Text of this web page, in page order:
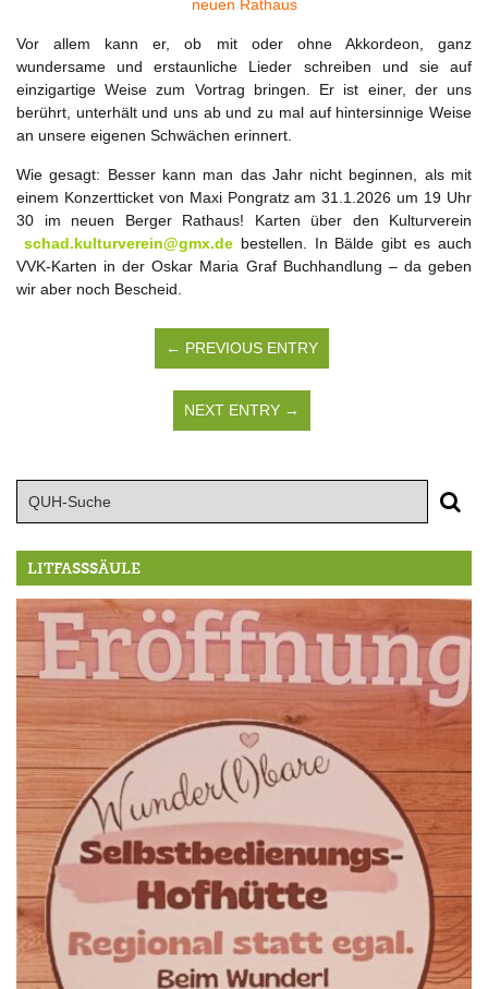
neuen Rathaus
Vor allem kann er, ob mit oder ohne Akkordeon, ganz
wundersame und erstaunliche Lieder schreiben und sie auf
einzigartige Weise zum Vortrag bringen. Er ist einer, der uns
berührt, unterhält und uns ab und zu mal auf hintersinnige Weise
an unsere eigenen Schwächen erinnert.
Wie gesagt: Besser kann man das Jahr nicht beginnen, als mit
einem Konzertticket von Maxi Pongratz am 31.1.2026 um 19 Uhr
30 im neuen Berger Rathaus! Karten über den Kulturverein
schad.kulturverein@gmx.de bestellen. In Bälde gibt es auch
VVK-Karten in der Oskar Maria Graf Buchhandlung – da geben
wir aber noch Bescheid.
← PREVIOUS ENTRY
NEXT ENTRY →
LITFASSSÄULE